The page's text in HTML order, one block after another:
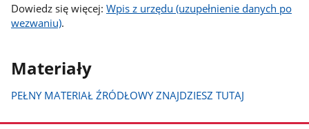
Dowiedz się więcej: Wpis z urzędu (uzupełnienie danych po
wezwaniu).
Materiały
PEŁNY MATERIAŁ ŹRÓDŁOWY ZNAJDZIESZ TUTAJ